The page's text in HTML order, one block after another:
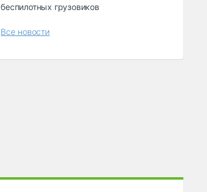
беспилотных грузовиков
Все новости